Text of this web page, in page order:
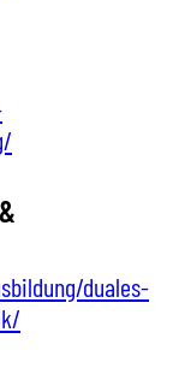
duales-